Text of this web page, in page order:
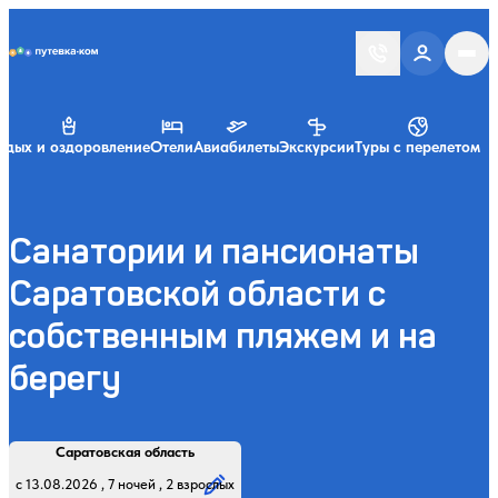
и оздоровлениеОтелиАвиабилетыЭкскурсииТуры с перелетом
Санатории и пансионаты
Саратовской области с
собственным пляжем и на
берегу
Саратовская область
с 13.08.2026 , 7 ночей , 2 взрослых
Регион, курорт или название
Профиль лечения:
Отдыхающие:
Дата заезда:
Кол-во ночей:
Найти